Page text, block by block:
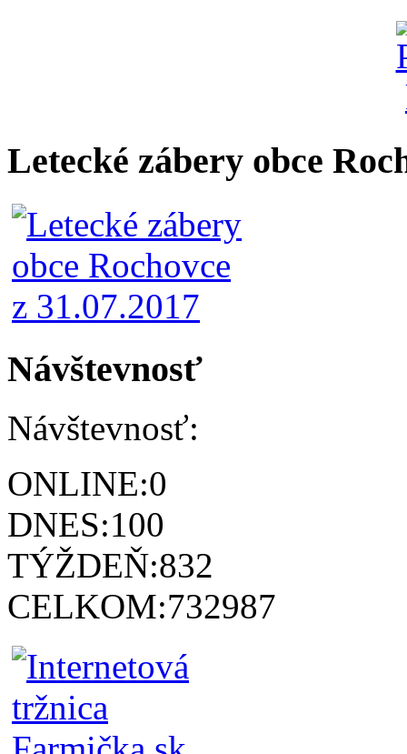
Letecké zábery obce
Návštevnosť
Návštevnosť:
ONLINE:0
DNES:100
TÝŽDEŇ:832
CELKOM:732987